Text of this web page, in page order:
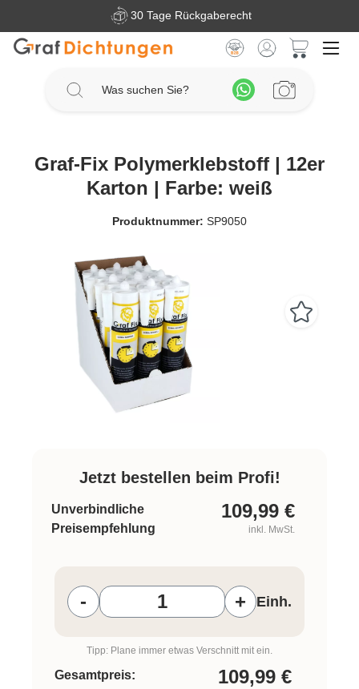
Zum Hauptinhalt springen30 Tage Rückgaberecht
Graf-Fix Polymerklebstoff | 12er
Karton | Farbe: weiß
Produktnummer: SP9050
Jetzt bestellen beim Profi!
Unverbindliche
Preisempfehlung
109,99 €
inkl. MwSt.
- + Einh.
Tipp: Plane immer etwas Verschnitt mit ein.
Gesamtpreis: 109,99 €